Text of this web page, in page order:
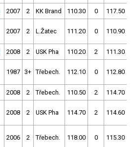
2007 2 KK Brand 110.30 0 117.50
2007 2 L.Žatec 111.20 0 110.90
2008 2 USK Pha 110.20 2 111.30
1987 3+ Třebech. 112.10 0 112.80
2008 2 Třebech. 110.50 2 114.70
2008 2 USK Pha 114.70 2 114.60
2006 2 Třebech. 118.00 0 115.30